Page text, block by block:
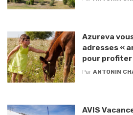
Azureva
adresses «
pour profiter
Par ANTONIN
AVIS